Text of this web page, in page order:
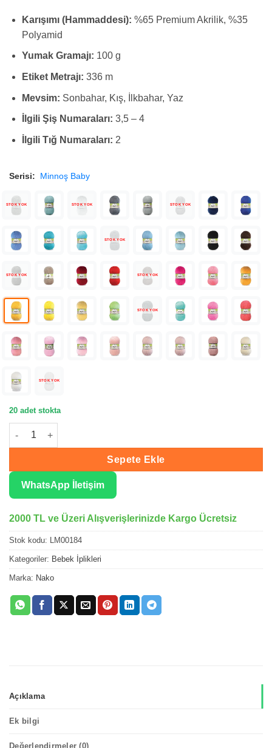
Karışımı (Hammaddesi): %65 Premium Akrilik, %35
Polyamid
Yumak Gramajı: 100 g
Etiket Metrajı: 336 m
Mevsim: Sonbahar, Kış, İlkbahar, Yaz
İlgili Şiş Numaraları: 3,5 – 4
İlgili Tığ Numaraları: 2
Serisi: Minnoş Baby
STOK YOK STOK YOK STOK YOK
STOK YOK
STOK YOK STOK YOK
STOK YOK
STOK YOK
20 adet stokta
Nako Lüks Minnoş Baby Sarı Bebe İpliği 00184 adet
Sepete Ekle
WhatsApp İletişim
2000 TL ve Üzeri Alışverişlerinizde Kargo Ücretsiz
Stok kodu: LM00184
Kategoriler: Bebek İplikleri
Marka: Nako
Açıklama
Ek bilgi
Değerlendirmeler (0)